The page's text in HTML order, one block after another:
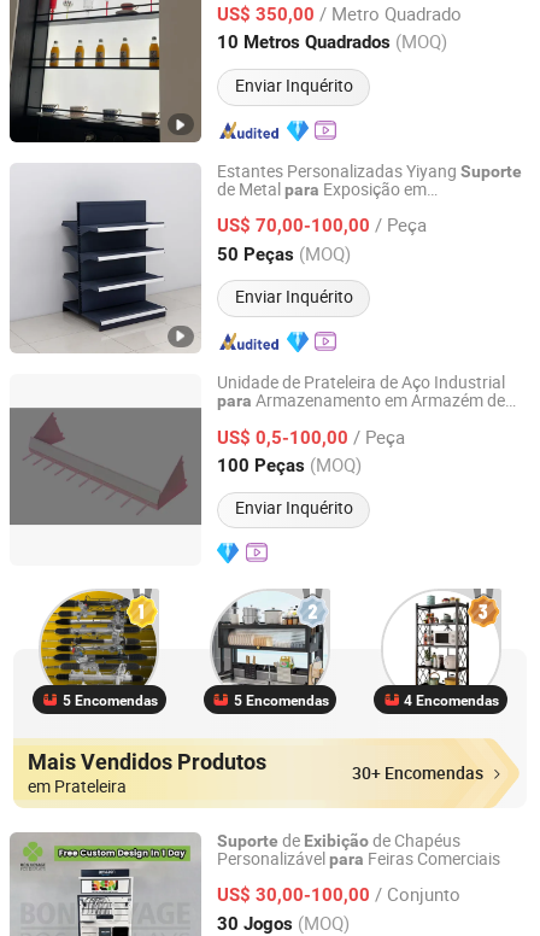
US$ 350,00 / Metro Quadrado
10 Metros Quadrados (MOQ)
Enviar Inquérito
Guangdong, China Desde 2026
Estantes Personalizadas Yiyang Suporte
de Metalpara Exposição em
US$ 70,00-100,00 / Peça
50 Peças (MOQ)
Enviar Inquérito
Changshu Yiyang Commercial Equipment Co., Ltd.
Jiangsu, China Desde 2009
Unidade de Prateleira de Aço Industrial
para Armazenamento em Armazém de
US$ 0,5-100,00 / Peça
100 Peças (MOQ)
Enviar Inquérito
Taizhou JCH Technology Co.,LTD.
Zhejiang, China Desde 2025
5 Encomendas 5 Encomendas 4 Encomendas
Mais Vendidos Produtos
em Prateleira
30+ Encomendas
Suporte de Exibiçãode Chapéus
Personalizávelpara Feiras Comerciais
US$ 30,00-100,00 / Conjunto
30 Jogos (MOQ)
Shenzhen Bon Voyage Display Products Co., Ltd.
Guangdong, China Desde 2020